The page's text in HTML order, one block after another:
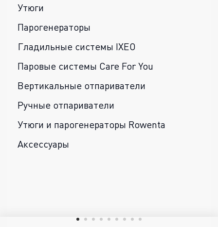
Утюги
Парогенераторы
Гладильные системы IXEO
Паровые системы Care For You
Вертикальные отпариватели
Ручные отпариватели
Утюги и парогенераторы Rowenta
Аксессуары